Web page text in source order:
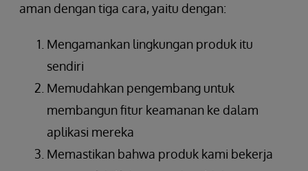
aman dengan tiga cara, yaitu dengan:
Mengamankan lingkungan produk itu
sendiri
Memudahkan pengembang untuk
membangun fitur keamanan ke dalam
aplikasi mereka
Memastikan bahwa produk kami bekerja